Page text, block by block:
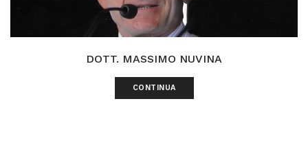
DOTT. MASSIMO NUVINA
CONTINUA